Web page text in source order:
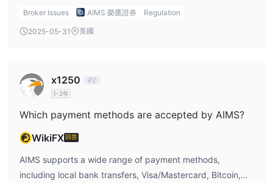
the platform at all. Another downside is the limited
customer service via email when I faced a problem, and
trading keeps me coming back.
Broker Issues AIMS 榮鷹證券 Regulation
2025-05-31 美國
x1250
1-2年
Which payment methods are accepted by AIMS?
WikiFX 回答
AIMS supports a wide range of payment methods,
including local bank transfers, Visa/Mastercard, Bitcoin,